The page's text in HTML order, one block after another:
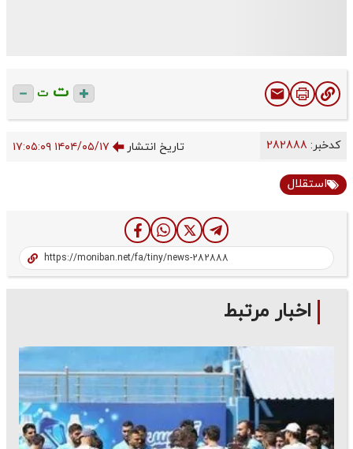
ت ت
کدخبر: تاریخ انتشار ۱۴۰۴/۰۵/۱۷ ۱۷:۰۵:۰۹
استقلال
اخبار مرتبط